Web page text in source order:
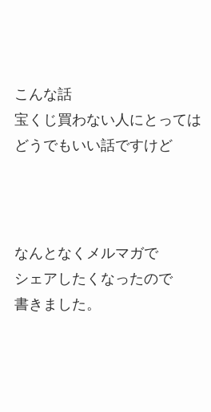
こんな話
宝くじ買わない人にとっては
どうでもいい話ですけど
なんとなくメルマガで
シェアしたくなったので
書きました。